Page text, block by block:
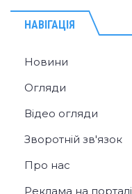
НАВІГАЦІЯ
Новини
Огляди
Відео огляди
Зворотній зв'язок
Про нас
Реклама на порталі